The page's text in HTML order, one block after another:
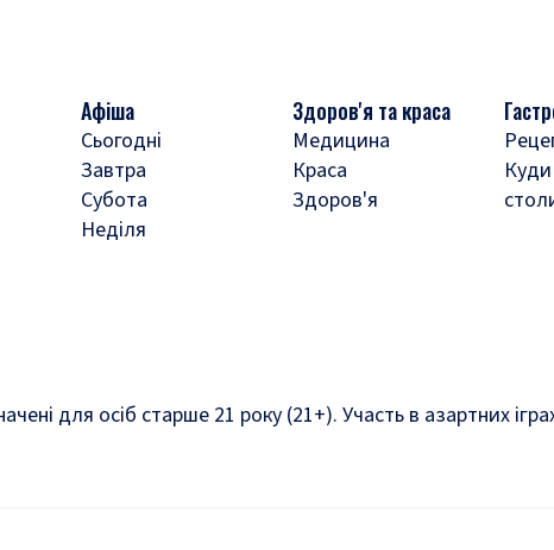
Афіша
Сьогодні
Завтра
Субота
Неділя
Здоров'я та краса
Медицина
Краса
Здоров'я
для осіб старше 21 року (21+). Участь в азартних